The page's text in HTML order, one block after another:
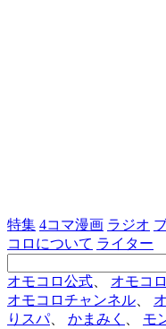
特集 4コマ漫画 ラジオ
コロについて ライター
オモコロ公式
オモコ
オモコロチャンネル
りスパ、 かまみく モ